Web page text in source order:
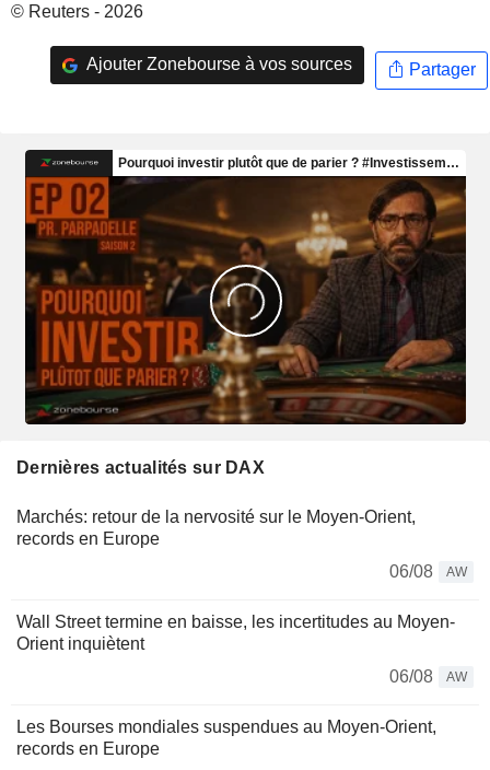
© Reuters - 2026
Ajouter Zonebourse à vos sources Partager
Dernières actualités sur DAX
Marchés: retour de la nervosité sur le Moyen-Orient,
records en Europe
06/08
AW
Wall Street termine en baisse, les incertitudes au Moyen-
Orient inquiètent
06/08
AW
Les Bourses mondiales suspendues au Moyen-Orient,
records en Europe